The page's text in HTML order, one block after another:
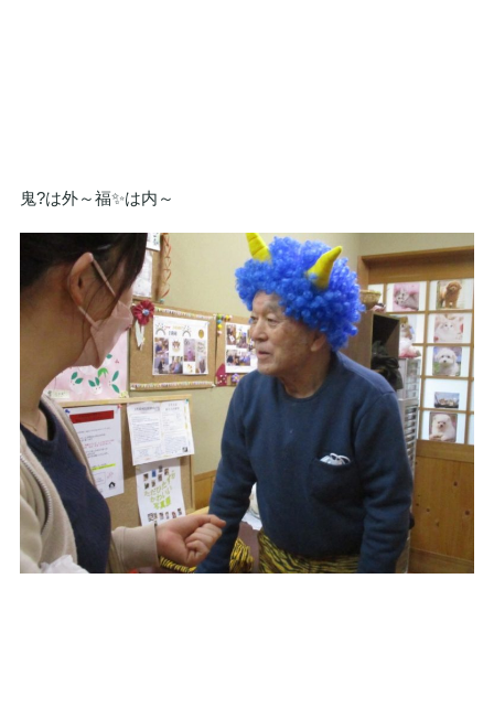
鬼?は外～福✨は内～